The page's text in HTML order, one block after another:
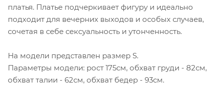
платья. Платье подчеркивает фигуру и идеально
подходит для вечерних выходов и особых случаев,
сочетая в себе сексуальность и утонченность.
На модели представлен размер S.
Параметры модели: рост 175см, обхват груди - 82см,
обхват талии - 62см, обхват бедер - 93см.